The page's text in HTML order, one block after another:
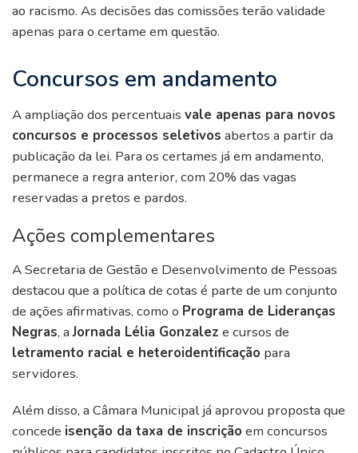
ao racismo. As decisões das comissões terão validade
apenas para o certame em questão.
Concursos em andamento
A ampliação dos percentuais vale apenas para novos
concursos e processos seletivos abertos a partir da
publicação da lei. Para os certames já em andamento,
permanece a regra anterior, com 20% das vagas
reservadas a pretos e pardos.
Ações complementares
A Secretaria de Gestão e Desenvolvimento de Pessoas
destacou que a política de cotas é parte de um conjunto
de ações afirmativas, como o Programa de Lideranças
Negras, aJornada Lélia Gonzalez e cursos de
letramento racial e heteroidentificação para
servidores.
Além disso, a Câmara Municipal já aprovou proposta que
concede isenção da taxa de inscrição em concursos